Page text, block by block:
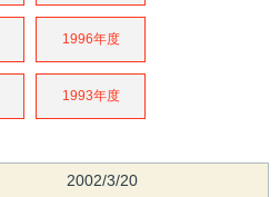
1996年度
1993年度
2002/3/20